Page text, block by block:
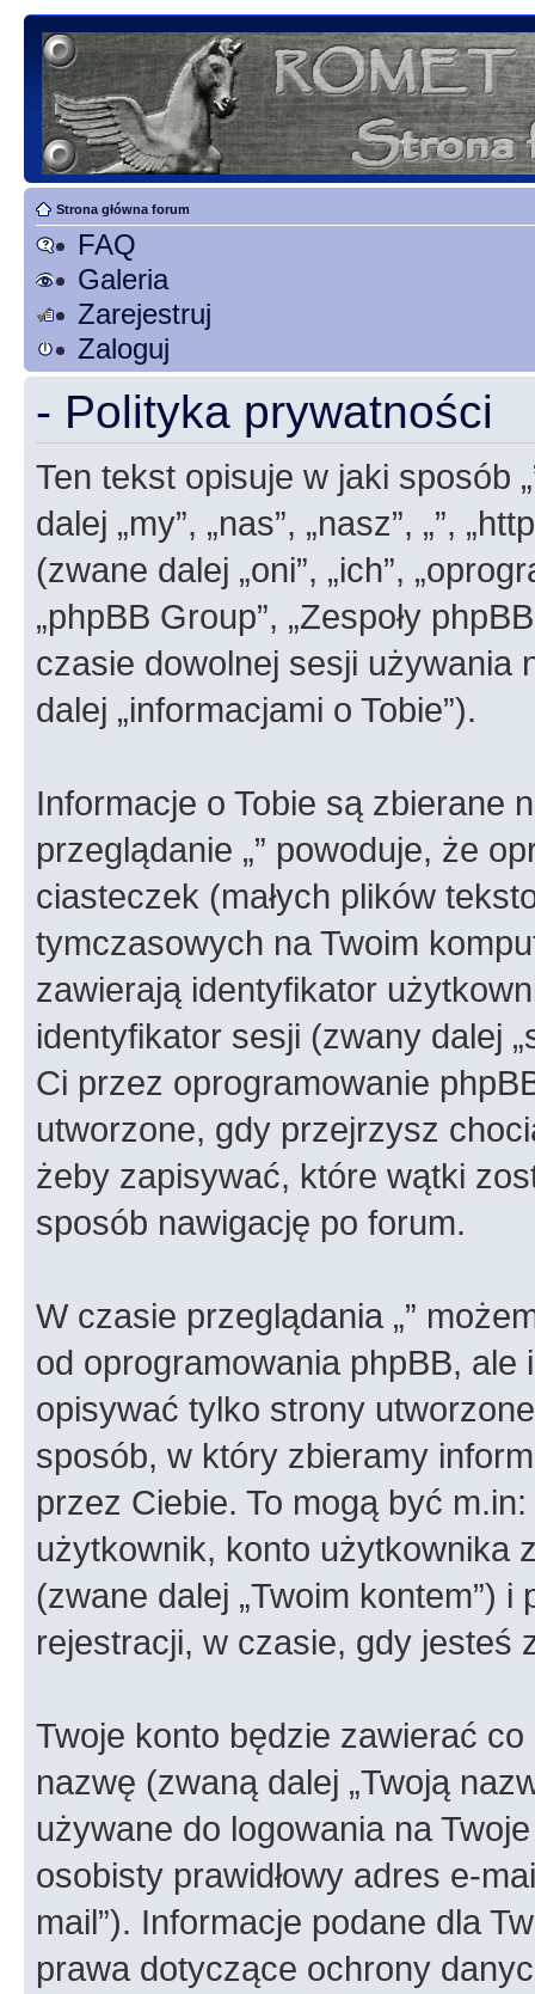
Strona główna forum
FAQ
Galeria
Zarejestruj
Zaloguj
- Polityka prywatności
Ten tekst opisuje w jaki sposób
dalej „my”, „nas”, „nasz”, „”,
(zwane dalej „oni”, „ich”,
„phpBB Group”, „Zespoły
czasie dowolnej sesji używania
dalej „informacjami o Tobie”).
Informacje o Tobie są zbierane
przeglądanie „” powoduje, że
ciasteczek (małych plików
tymczasowych na Twoim
zawierają identyfikator
identyfikator sesji (zwany dalej
Ci przez oprogramowanie
utworzone, gdy przejrzysz
żeby zapisywać, które wątki
sposób nawigację po forum.
W czasie przeglądania „”
od oprogramowania phpBB,
opisywać tylko strony
sposób, w który zbieramy
przez Ciebie. To mogą być
użytkownik, konto użytkownika
(zwane dalej „Twoim kontem”)
rejestracji, w czasie, gdy jesteś
Twoje konto będzie zawierać
nazwę (zwaną dalej „Twoją
używane do logowania na
osobisty prawidłowy adres e-
mail”). Informacje podane dla
prawa dotyczące ochrony